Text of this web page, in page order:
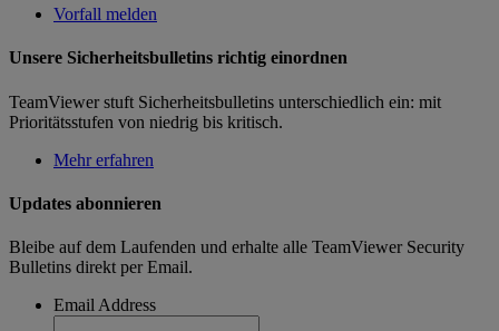
Vorfall melden
Unsere Sicherheitsbulletins richtig einordnen
TeamViewer stuft Sicherheitsbulletins unterschiedlich ein: mit
Prioritätsstufen von niedrig bis kritisch.
Mehr erfahren
Updates abonnieren
Bleibe auf dem Laufenden und erhalte alle TeamViewer Security
Bulletins direkt per Email.
Email Address